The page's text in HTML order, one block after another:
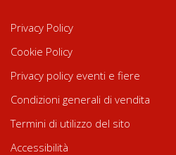
Privacy Policy
Cookie Policy
Privacy policy eventi e fiere
Condizioni generali di vendita
Termini di utilizzo del sito
Accessibilità